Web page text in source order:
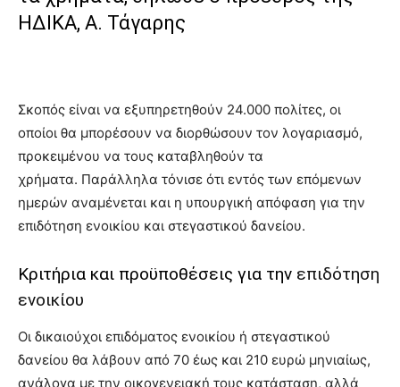
ΗΔΙΚΑ, Α. Τάγαρης
Σκοπός είναι να εξυπηρετηθούν 24.000 πολίτες, οι
οποίοι θα μπορέσουν να διορθώσουν τον λογαριασμό,
προκειμένου να τους καταβληθούν τα
χρήματα. Παράλληλα τόνισε ότι εντός των επόμενων
ημερών αναμένεται και η υπουργική απόφαση για την
επιδότηση ενοικίου και στεγαστικού δανείου.
Κριτήρια και προϋποθέσεις για την επιδότηση
ενοικίου
Οι δικαιούχοι επιδόματος ενοικίου ή στεγαστικού
δανείου θα λάβουν από 70 έως και 210 ευρώ μηνιαίως,
ανάλογα με την οικογενειακή τους κατάσταση, αλλά